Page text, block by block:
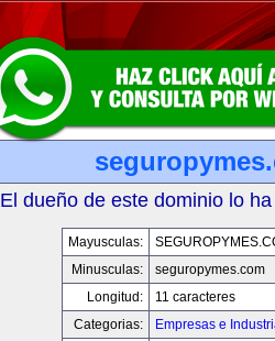
El dueño de este dominio lo
Mayusculas:
Minusculas:
seguropymes.com
Longitud:
11 caracteres
Categorias:
Empresas e